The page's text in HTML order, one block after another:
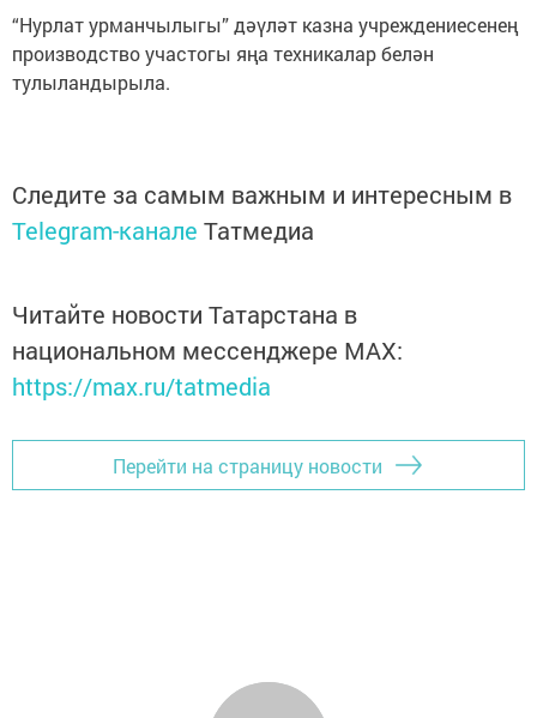
“Нурлат урманчылыгы” дәүләт казна учреждениесенең
производство участогы яңа техникалар белән
тулыландырыла.
Следите за самым важным и интересным в
Telegram-канале Татмедиа
Читайте новости Татарстана в
национальном мессенджере MАХ:
https://max.ru/tatmedia
Перейти на страницу новости